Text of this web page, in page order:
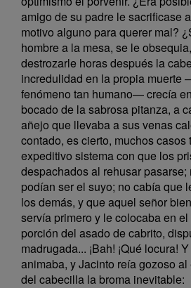
amigo de su padre le sacrificase
motivo alguno para querer mal?
hombre a la mesa, se le
destrozarle horas después la
incredulidad en la propia muerte
fenómeno tan humano— crecía
bocado de la sabrosa pitanza, a
añejo que llevaba a sus venas
contado, es cierto, muchos casos
expeditivo sistema con que los
despachados al rehusar pasarse;
podían ser el suyo; no cabía que
los demás, y que aquel señor
servía primero y le colocaba en
porción del asado de cabrito,
madrugada... ¡Bah! ¡Qué locura!
animaba, y Jacinto reía gozoso
del cabecilla la broma inevitable: